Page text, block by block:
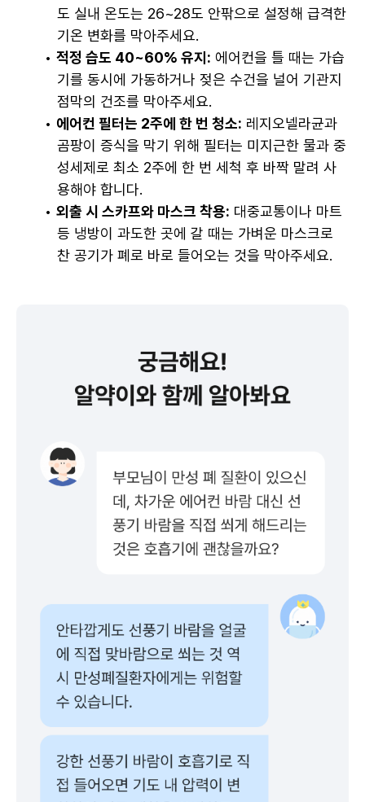
도 실내 온도는 26~28도 안팎으로 설정해 급격한
기온 변화를 막아주세요.
적정 습도 40~60% 유지: 에어컨을 틀 때는 가습
기를 동시에 가동하거나 젖은 수건을 널어 기관지
점막의 건조를 막아주세요.
에어컨 필터는 2주에 한 번 청소: 레지오넬라균과
곰팡이 증식을 막기 위해 필터는 미지근한 물과 중
성세제로 최소 2주에 한 번 세척 후 바짝 말려 사
용해야 합니다.
외출 시 스카프와 마스크 착용: 대중교통이나 마트
등 냉방이 과도한 곳에 갈 때는 가벼운 마스크로
찬 공기가 폐로 바로 들어오는 것을 막아주세요.